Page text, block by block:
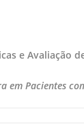
e Avaliação
Pacientes